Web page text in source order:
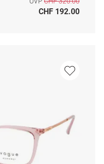
CHF 192.00